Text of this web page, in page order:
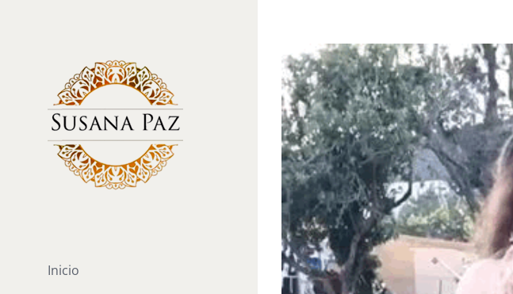
Inicio
Ver
imagen
más
grande